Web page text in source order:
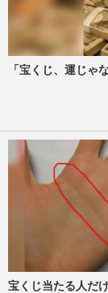
「宝くじ、運じゃ
宝くじ当たる人だ